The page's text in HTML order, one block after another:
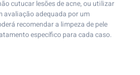
cutucar lesões de acne, ou utilizar
avaliação adequada por um
recomendar a limpeza de pele
específico para cada caso.